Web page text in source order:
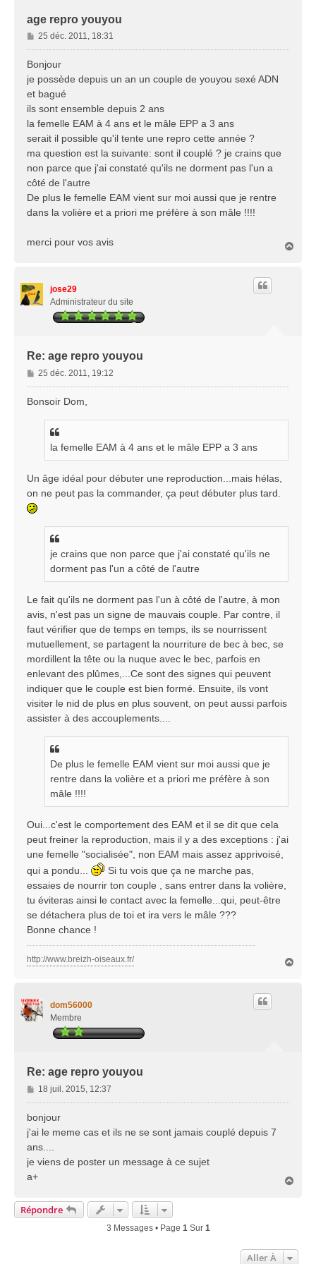
age repro youyou
M
e
s
a
g
e
25 déc. 2011, 18:31
Bonjour
je possède depuis un an un couple de youyou sexé ADN
et bagué
ils sont ensemble depuis 2 ans
la femelle EAM à 4 ans et le mâle EPP a 3 ans
serait il possible qu'il tente une repro cette année ?
ma question est la suivante: sont il couplé ? je crains que
non parce que j'ai constaté qu'ils ne dorment pas l'un a
côté de l'autre
De plus le femelle EAM vient sur moi aussi que je rentre
dans la volière et a priori me préfère à son mâle !!!!
merci pour vos avis
jose29
Administrateur du site
Re: age repro youyou
M
e
s
25 déc. 2011, 19:12
Bonsoir Dom,
la femelle EAM à 4 ans et le mâle EPP a 3 ans
Un âge idéal pour débuter une reproduction...mais hélas,
on ne peut pas la commander, ça peut débuter plus tard.
je crains que non parce que j'ai constaté qu'ils ne
dorment pas l'un a côté de l'autre
Le fait qu'ils ne dorment pas l'un à côté de l'autre, à mon
avis, n'est pas un signe de mauvais couple. Par contre, il
faut vérifier que de temps en temps, ils se nourrissent
mutuellement, se partagent la nourriture de bec à bec, se
mordillent la tête ou la nuque avec le bec, parfois en
enlevant des plûmes,...Ce sont des signes qui peuvent
indiquer que le couple est bien formé. Ensuite, ils vont
visiter le nid de plus en plus souvent, on peut aussi parfois
assister à des accouplements....
De plus le femelle EAM vient sur moi aussi que je
rentre dans la volière et a priori me préfère à son
mâle !!!!
Oui...c'est le comportement des EAM et il se dit que cela
peut freiner la reproduction, mais il y a des exceptions : j'ai
une femelle "socialisée", non EAM mais assez apprivoisé,
qui a pondu...
Si tu vois que ça ne marche pas,
essaies de nourrir ton couple , sans entrer dans la volière,
tu éviteras ainsi le contact avec la femelle...qui, peut-être
se détachera plus de toi et ira vers le mâle ???
Bonne chance !
http://www.breizh-oiseaux.fr/
dom56000
Membre
Re: age repro youyou
M
e
s
s
g
e
18 juil. 2015, 12:37
bonjour
j'ai le meme cas et ils ne se sont jamais couplé depuis 7
ans....
je viens de poster un message à ce sujet
a+
Répondre
3 Messages • Page 1Sur 1
Aller À